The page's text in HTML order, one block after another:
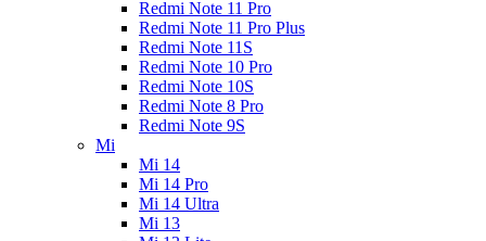
Redmi Note 11 Pro
Redmi Note 11 Pro Plus
Redmi Note 11S
Redmi Note 10 Pro
Redmi Note 10S
Redmi Note 8 Pro
Redmi Note 9S
Mi
Mi 14
Mi 14 Pro
Mi 14 Ultra
Mi 13